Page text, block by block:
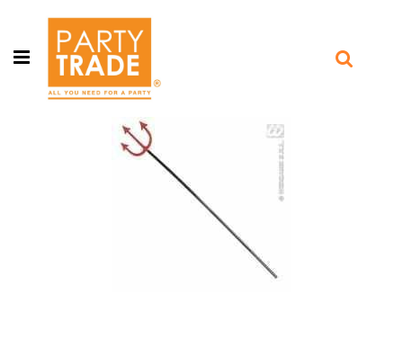
Open menu